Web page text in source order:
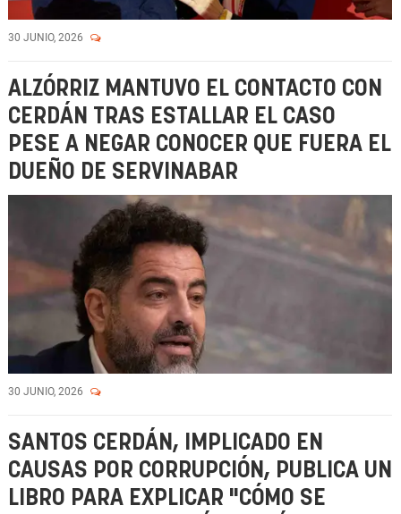
30 JUNIO, 2026
ALZÓRRIZ MANTUVO EL CONTACTO CON
CERDÁN TRAS ESTALLAR EL CASO
PESE A NEGAR CONOCER QUE FUERA EL
DUEÑO DE SERVINABAR
30 JUNIO, 2026
SANTOS CERDÁN, IMPLICADO EN
CAUSAS POR CORRUPCIÓN, PUBLICA UN
LIBRO PARA EXPLICAR "CÓMO SE